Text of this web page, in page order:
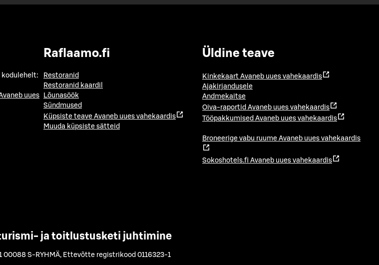
kodulehelt:
uues
Raflaamo.fi
Restoranid
Restoranid kaardil
Lõunasöök
Sündmused
Küpsiste teave Avaneb uues vahekaardis
Muuda küpsiste sätteid
Üldine teave
Kinkekaart Avaneb uues vahekaardis
Ajakirjandusele
Andmekaitse
Oiva-raportid Avaneb uues vahekaardis
Tööpakkumised Avaneb uues vahekaardis
Broneerige vabu ruume Avaneb uues vahekaardis
Sokoshotels.fi Avaneb uues vahekaardis
ja toitlustusketi juhtimine
00088 S-RYHMÄ, Ettevõtte registrikood 0116323-1